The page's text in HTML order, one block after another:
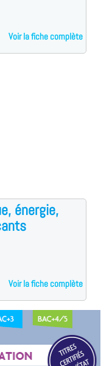
Voir la fiche complète
énergie,
Voir la fiche complète